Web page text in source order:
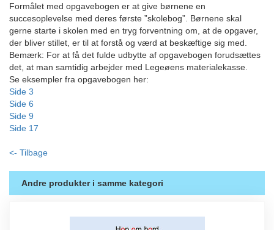
Formålet med opgavebogen er at give børnene en
succesoplevelse med deres første ”skolebog”. Børnene skal
gerne starte i skolen med en tryg forventning om, at de opgaver,
der bliver stillet, er til at forstå og værd at beskæftige sig med.
Bemærk: For at få det fulde udbytte af opgavebogen forudsættes
det, at man samtidig arbejder med Legeøens materialekasse.
Se eksempler fra opgavebogen her:
Side 3
Side 6
Side 9
Side 17
<- Tilbage
Andre produkter i samme kategori